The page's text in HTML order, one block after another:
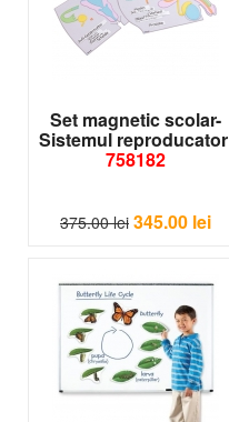
Set magnetic scolar-
Sistemul reproducator
758182
375.00 lei 345.00 lei